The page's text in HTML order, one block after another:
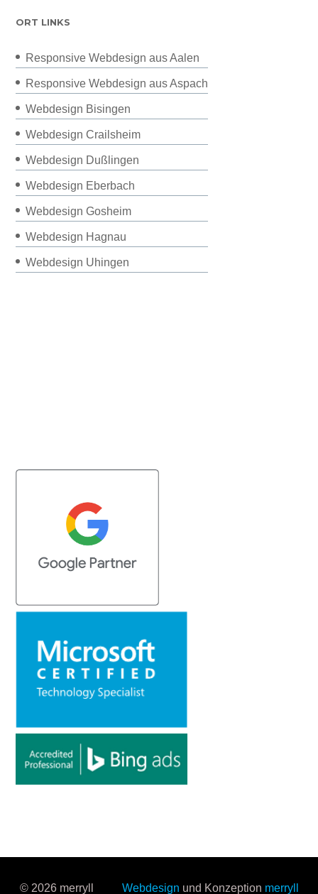
ORT LINKS
Responsive Webdesign aus Aalen
Responsive Webdesign aus Aspach
Webdesign Bisingen
Webdesign Crailsheim
Webdesign Dußlingen
Webdesign Eberbach
Webdesign Gosheim
Webdesign Hagnau
Webdesign Uhingen
© 2026 merryll Webdesign und Konzeption merryll